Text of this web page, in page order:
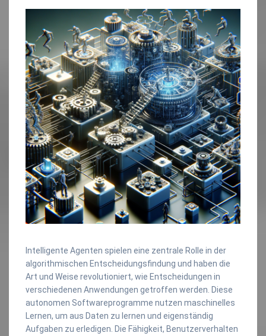
Intelligente Agenten spielen eine zentrale Rolle in der
algorithmischen Entscheidungsfindung und haben die
Art und Weise revolutioniert, wie Entscheidungen in
verschiedenen Anwendungen getroffen werden. Diese
autonomen Softwareprogramme nutzen maschinelles
Lernen, um aus Daten zu lernen und eigenständig
Aufgaben zu erledigen. Die Fähigkeit, Benutzerverhalten